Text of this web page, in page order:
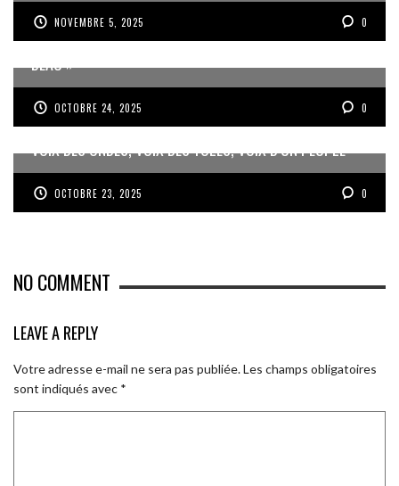
NOVEMBRE 5, 2025 0
JEAN-PIERRE VOLET : « L’OBJECTIF EST DE PRODUIRE DU
BEAU »
OCTOBRE 24, 2025 0
VOIX DES ONDES, VOIX DES YOLES, VOIX D’UN PEUPLE
OCTOBRE 23, 2025 0
NO COMMENT
LEAVE A REPLY
Votre adresse e-mail ne sera pas publiée.Les champs obligatoires
sont indiqués avec *